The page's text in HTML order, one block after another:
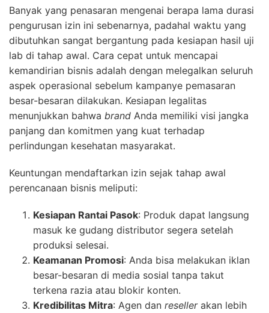
Banyak yang penasaran mengenai berapa lama durasi
pengurusan izin ini sebenarnya, padahal waktu yang
dibutuhkan sangat bergantung pada kesiapan hasil uji
lab di tahap awal. Cara cepat untuk mencapai
kemandirian bisnis adalah dengan melegalkan seluruh
aspek operasional sebelum kampanye pemasaran
besar-besaran dilakukan. Kesiapan legalitas
menunjukkan bahwa brand Anda memiliki visi jangka
panjang dan komitmen yang kuat terhadap
perlindungan kesehatan masyarakat.
Keuntungan mendaftarkan izin sejak tahap awal
perencanaan bisnis meliputi:
Kesiapan Rantai Pasok: Produk dapat langsung
masuk ke gudang distributor segera setelah
produksi selesai.
Keamanan Promosi: Anda bisa melakukan iklan
besar-besaran di media sosial tanpa takut
terkena razia atau blokir konten.
Kredibilitas Mitra: Agen dan resellerakan lebih